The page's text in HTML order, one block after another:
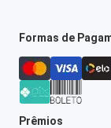
Formas de
Prêmios